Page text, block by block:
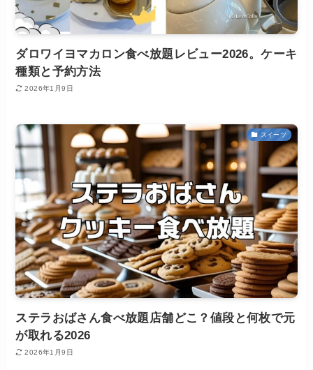
ダロワイヨマカロン食べ放題レビュー2026。ケーキ
種類と予約方法
2026年1月9日
スイーツ
ステラおばさん食べ放題店舗どこ？値段と何枚で元
が取れる2026
2026年1月9日